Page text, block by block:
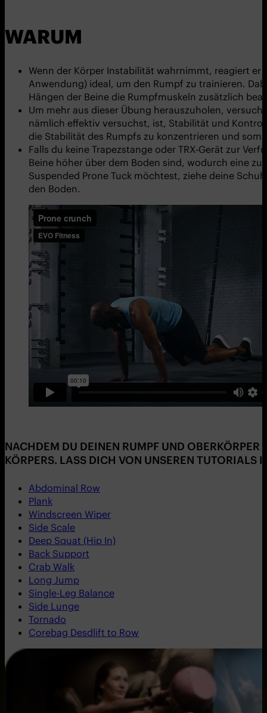
WARUM
Wenn der Körper Instabilität wahrnimmt, reagiert
Anwendung) ideal, um den Rumpf zu trainieren.
Hängen der Beine die Rumpfmuskeln zusätzlich
Um mehr aus dieser Übung herauszuholen,
nämlich effektiv versuchst, ist, Stabilität und
die Stabilität des Rumpfs zu konzentrieren und
Falls du keine Trapezstange oder TRX-Gerät zur
Beine höher über dem Boden sind, wodurch eine
Suspended Prone Tuck möchtest, ziehe deine
den Boden.
NACHDEM DU DEINEN RUMPF UND OBERKÖRPER
KÖRPERS. LASS DICH VON UNSEREN TUTORIALS
Abdominal Row
Plank
Windscreen Wiper
Side Scale
Deep Squat (Hip In)
Back Support
Crab Walk
Long Jump
Single-Leg Balance
Side Lunge
Tornado
Corebag Desdlift to Row